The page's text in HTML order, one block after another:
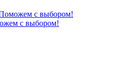
с выбором!
с выбором!